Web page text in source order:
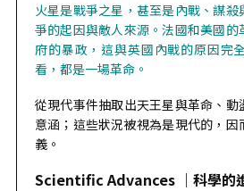
火星是戰爭之星，甚至是內戰、謀
爭的起因與敵人來源。法國和美國
府的暴政，這與英國內戰的原因完
看，都是一場革命。
從現代事件抽取出天王星與革命、
意涵；這些狀況被視為是現代的，因
義。
Scientific Advances ｜科學的